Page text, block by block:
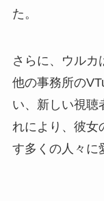
た。
さらに、ウルカ
他の事務所の
い、新しい視聴
れにより、彼女
す多くの人々に